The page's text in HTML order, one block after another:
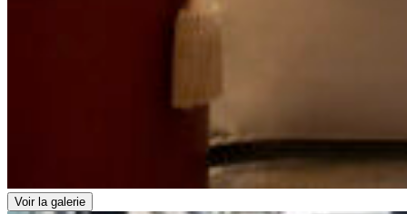
Voir la galerie